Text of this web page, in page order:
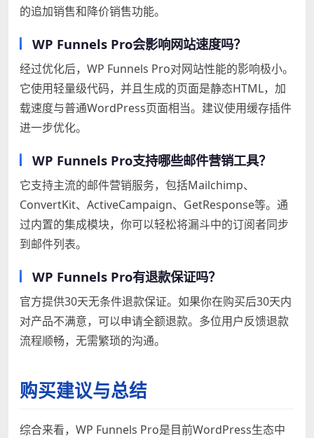
的追加销售和降价销售功能。
WP Funnels Pro会影响网站速度吗？
经过优化后，WP Funnels Pro对网站性能的影响极小。
它使用轻量级代码，并且生成的页面是静态HTML，加
载速度与普通WordPress页面相当。建议使用缓存插件
进一步优化。
WP Funnels Pro支持哪些邮件营销工具？
它支持主流的邮件营销服务，包括Mailchimp、
ConvertKit、ActiveCampaign、GetResponse等。通
过内置的集成模块，你可以轻松将漏斗中的订阅者同步
到邮件列表。
WP Funnels Pro有退款保证吗？
官方提供30天无条件退款保证。如果你在购买后30天内
对产品不满意，可以申请全额退款。多位用户反馈退款
流程顺畅，无需繁琐的沟通。
购买建议与总结
综合来看，WP Funnels Pro是目前WordPress生态中